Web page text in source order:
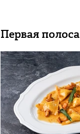
Первая полоса